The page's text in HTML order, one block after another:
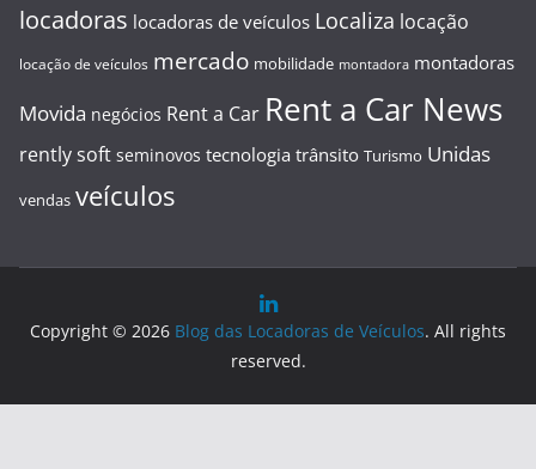
locadoras locadoras de veículos Localiza locação
locação de veículos mercado mobilidade montadora montadoras
Movida negócios Rent a Car Rent a Car News
rently soft seminovos tecnologia trânsito Turismo Unidas
vendas veículos
Copyright © 2026 Blog das Locadoras de Veículos. All rights
reserved.